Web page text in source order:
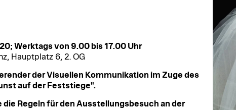
Werktags von 9.00 bis 17.00 Uhr
Hauptplatz 6, 2. OG
der Visuellen Kommunikation im Zuge des
auf der Feststiege".
die Regeln für den Ausstellungsbesuch an der